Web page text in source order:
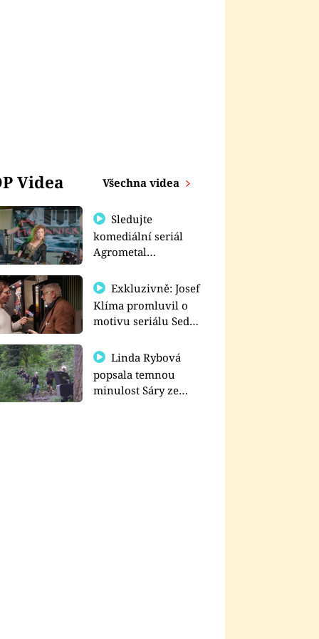
Videa Všechna videa
Sledujte
komediální seriál
Agrometal
prima+
Exkluzivně: Josef
Klíma promluvil o
motivu seriálu Sedm
Linda Rybová
popsala temnou
minulost Sáry ze